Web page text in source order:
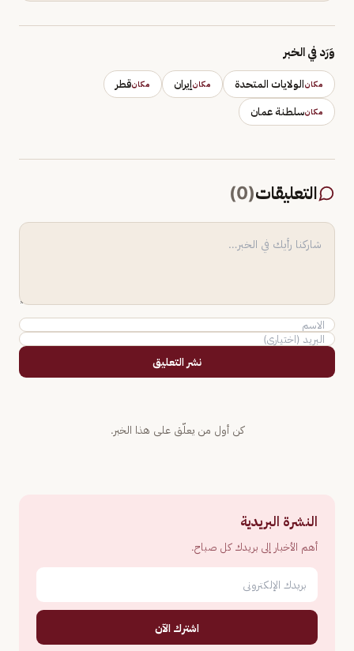
وَرَد في الخبر
مكانالولايات المتحدة مكانإيران مكانقطر
مكانسلطنة عمان
التعليقات(
0
)
نشر التعليق
كن أول من يعلّق على هذا الخبر.
النشرة البريدية
أهم الأخبار إلى بريدك كل صباح.
اشترك الآن